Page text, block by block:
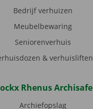
Bedrijf verhuizen
Meubelbewaring
Seniorenverhuis
& verhuisliften
Rhenus Archisafe
Archiefopslag